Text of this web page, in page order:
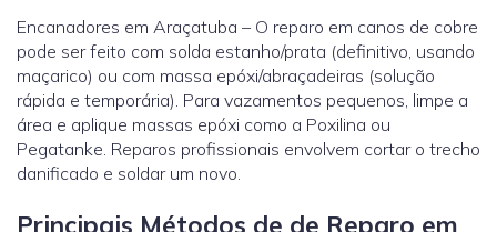
Encanadores em Araçatuba – O reparo em canos de cobre
pode ser feito com solda estanho/prata (definitivo, usando
maçarico) ou com massa epóxi/abraçadeiras (solução
rápida e temporária). Para vazamentos pequenos, limpe a
área e aplique massas epóxi como a Poxilina ou
Pegatanke. Reparos profissionais envolvem cortar o trecho
danificado e soldar um novo.
Principais Métodos de de Reparo em